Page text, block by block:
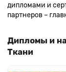
дипломами и
партнеров –
Дипломы и
Ткани